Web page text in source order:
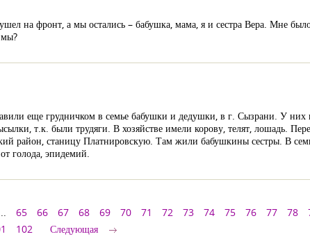
на фронт, а мы остались – бабушка, мама, я и сестра Вера. Мне
еще грудничком в семье бабушки и дедушки, в г. Сызрани. У
т.к. были трудяги. В хозяйстве имели корову, телят, лошадь.
район, станицу Платнировскую. Там жили бабушкины сестры. В
голода, эпидемий.
65 66 67 68 69 70 71 72 73 74 75 76 77 78
102 Следующая